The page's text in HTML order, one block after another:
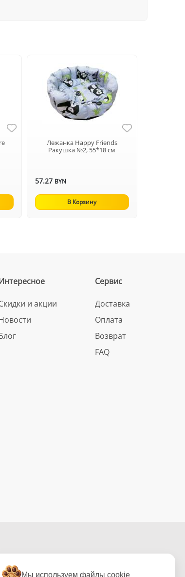
Лежанка Happy Friends
Ракушка №2, 55*18 см
57.27 BYN
В Корзину
и акции
Сервис
Доставка
Оплата
Возврат
FAQ
Мы используем файлы cookie